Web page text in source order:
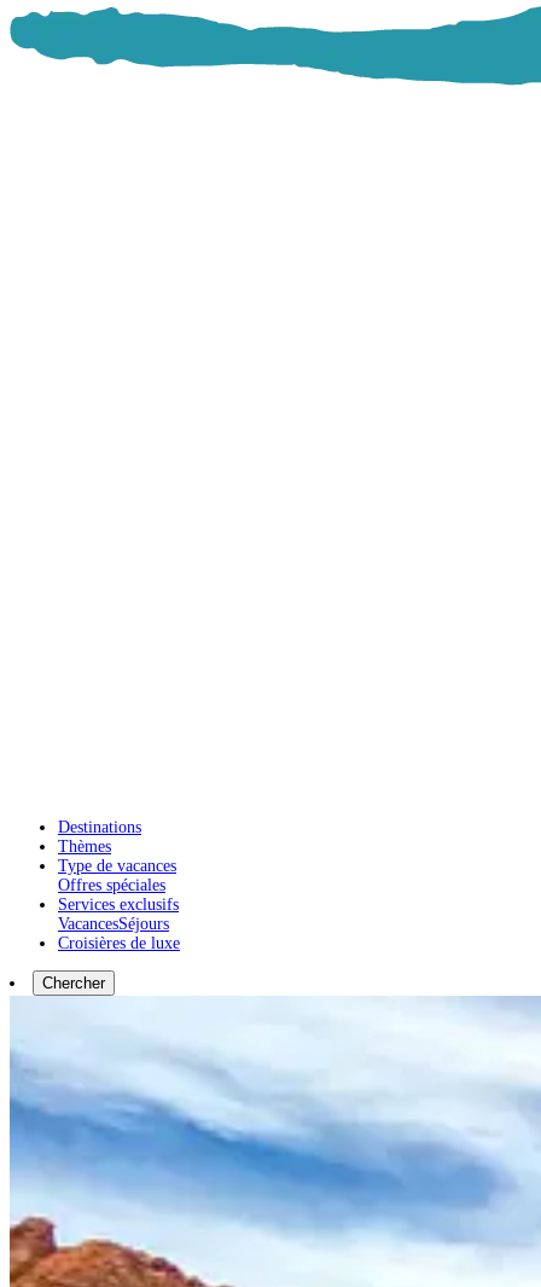
Destinations
Thèmes
Type de vacances
Offres spéciales
Services exclusifs
VacancesSéjours
Croisières de luxe
Chercher